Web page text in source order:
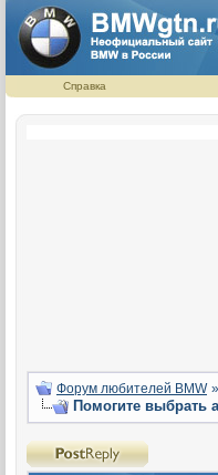
Справка
Форум любителей BMW »
Помогите выбрать